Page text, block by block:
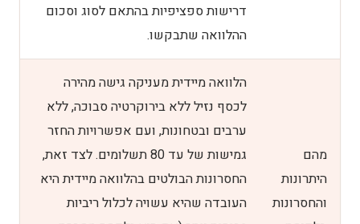
דרישות ספציפיות בהתאם לסוג וסכום
ההלוואה שתבקשו.
מהם
היתרונות
והחסרונות
הלוואה מיידית מעניקה גישה מהירה
לכסף נזיל ללא בירוקרטיה סבוכה, ללא
ערבים ובטחונות, ועם אפשרויות החזר
גמישות של עד 80 תשלומים. לצד זאת,
החסרונות הבולטים בהלוואה מיידית היא
העובדה שהיא עשויה לכלול ריביות